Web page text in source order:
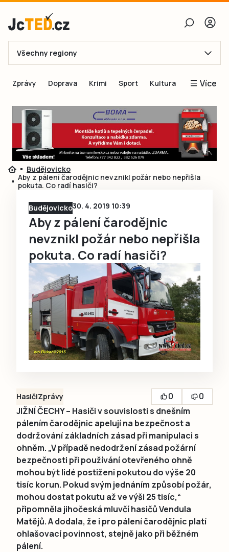
E-mail
Obnovit heslo
Přihlásit se
Přihlásit se přes Facebook
Všechny regiony
Zprávy Doprava Krimi Sport Kultura Více
Blogy
Inspirace
Čtenáři píší
Speciální přílohy
Budějovicko
Aby z pálení čarodějnic nevznikl požár nebo nepřišla
pokuta. Co radí hasiči?
Budějovicko30. 4. 2019 10:39
Aby z pálení čarodějnic
nevznikl požár nebo nepřišla
pokuta. Co radí hasiči?
HasičiZprávy 0
0
JIŽNÍ ČECHY – Hasiči v souvislosti s dnešním
pálením čarodějnic apelují na bezpečnost a
dodržování základních zásad při manipulaci s
ohněm. „V případě nedodržení zásad požární
bezpečnosti při používání otevřeného ohně
mohou být lidé postiženi pokutou do výše 20
tisíc korun. Pokud svým jednáním způsobí požár,
mohou dostat pokutu až ve výši 25 tisíc,“
připomněla jihočeská mluvčí hasičů Vendula
Matějů. A dodala, že i pro pálení čarodějnic platí
ohlašovací povinnost, stejně jako při běžném
pálení.